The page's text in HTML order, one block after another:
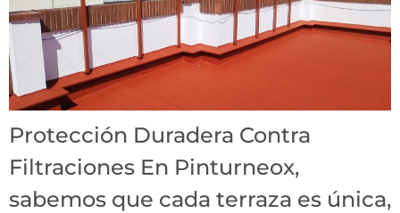
Protección Duradera Contra
Filtraciones En Pinturneox,
sabemos que cada terraza es única,